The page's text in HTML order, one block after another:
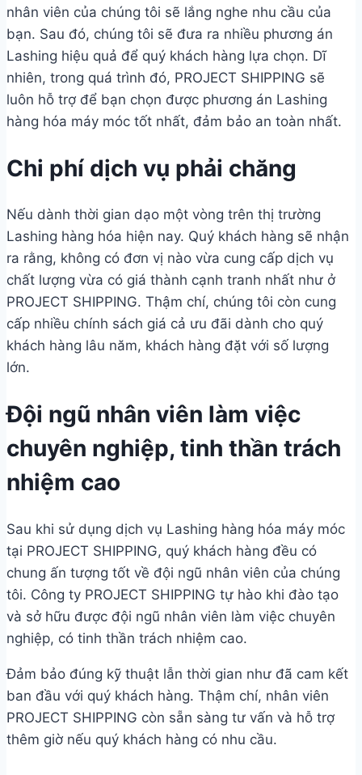
nhân viên của chúng tôi sẽ lắng nghe nhu cầu của
bạn. Sau đó, chúng tôi sẽ đưa ra nhiều phương án
Lashing hiệu quả để quý khách hàng lựa chọn. Dĩ
nhiên, trong quá trình đó, PROJECT SHIPPING sẽ
luôn hỗ trợ để bạn chọn được phương án Lashing
hàng hóa máy móc tốt nhất, đảm bảo an toàn nhất.
Chi phí dịch vụ phải chăng
Nếu dành thời gian dạo một vòng trên thị trường
Lashing hàng hóa hiện nay. Quý khách hàng sẽ nhận
ra rằng, không có đơn vị nào vừa cung cấp dịch vụ
chất lượng vừa có giá thành cạnh tranh nhất như ở
PROJECT SHIPPING. Thậm chí, chúng tôi còn cung
cấp nhiều chính sách giá cả ưu đãi dành cho quý
khách hàng lâu năm, khách hàng đặt với số lượng
lớn.
Đội ngũ nhân viên làm việc
chuyên nghiệp, tinh thần trách
nhiệm cao
Sau khi sử dụng dịch vụ Lashing hàng hóa máy móc
tại PROJECT SHIPPING, quý khách hàng đều có
chung ấn tượng tốt về đội ngũ nhân viên của chúng
tôi. Công ty PROJECT SHIPPING tự hào khi đào tạo
và sở hữu được đội ngũ nhân viên làm việc chuyên
nghiệp, có tinh thần trách nhiệm cao.
Đảm bảo đúng kỹ thuật lẫn thời gian như đã cam kết
ban đầu với quý khách hàng. Thậm chí, nhân viên
PROJECT SHIPPING còn sẵn sàng tư vấn và hỗ trợ
thêm giờ nếu quý khách hàng có nhu cầu.